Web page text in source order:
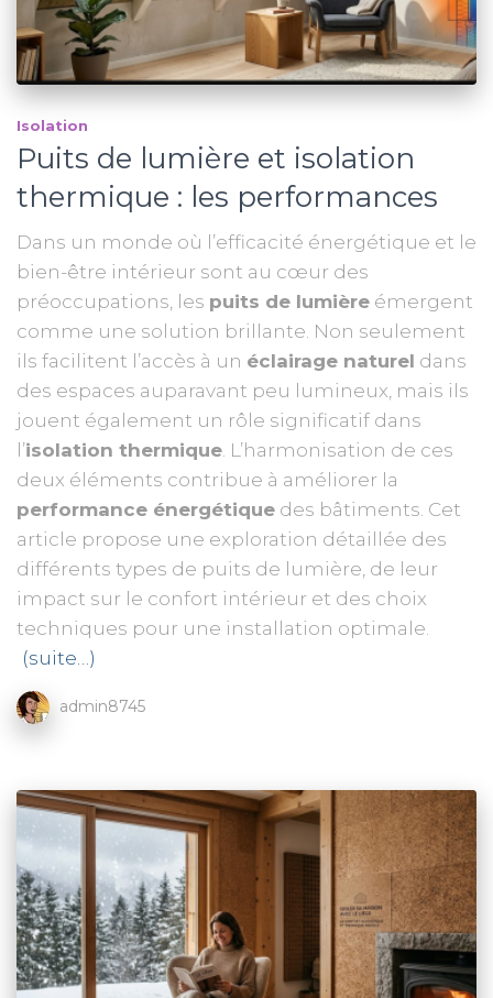
Isolation
Puits de lumière et isolation
thermique : les performances
Dans un monde où l’efficacité énergétique et le
bien-être intérieur sont au cœur des
préoccupations, les puits de lumière émergent
comme une solution brillante. Non seulement
ils facilitent l’accès à un éclairage naturel dans
des espaces auparavant peu lumineux, mais ils
jouent également un rôle significatif dans
l’isolation thermique . L’harmonisation de ces
deux éléments contribue à améliorer la
performance énergétique des bâtiments. Cet
article propose une exploration détaillée des
différents types de puits de lumière, de leur
impact sur le confort intérieur et des choix
techniques pour une installation optimale.
(suite…)
admin8745